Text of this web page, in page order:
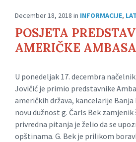
December 18, 2018 in INFORMACIJE,
POSJETA
AMERIČKE
U ponedeljak 17. decembra
Jovičić je primio predstavnike
američkih država, kancelarije Banja
novu dužnost g. Čarls Bek
privredna pitanja je želio da se
opštinama. G. Bek je prilikom